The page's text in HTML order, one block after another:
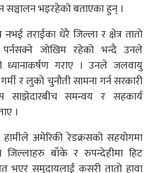
सञ्चालन भइरहेको बताएका हुन् ।
नभई तराईका धेरै जिल्ला र क्षेत्र तातो
पर्नसक्ने जोखिम रहेको भन्दै उनले
ध्यानाकर्षण गराए । उनले जलवायु
र लुको चुनौती सामना गर्न सरकारी
साझेदारबीच समन्वय र सहकार्य
।
अमेरिकी रेडक्रसको सहयोगमा
बाँके र रुपन्देहीमा हिट
भएर समुदायलाई कसरी तातो हावा